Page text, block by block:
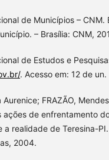
de Municípios – CNM.
– Brasília: CNM,
de Estudos e
. Acesso em: 12 de un.
Aurenice; FRAZÃO,
ações de enfrentamento
a realidade de Teresina-
2004.